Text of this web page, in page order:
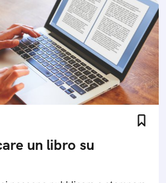
un libro su